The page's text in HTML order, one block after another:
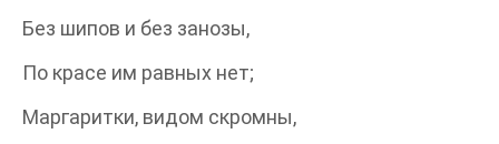
Без шипов и без занозы,
По красе им равных нет;
Маргаритки, видом скромны,